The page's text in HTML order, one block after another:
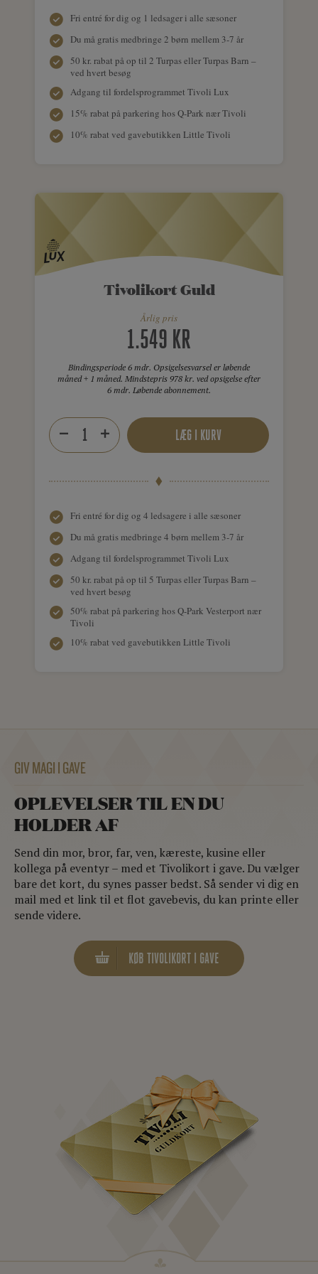
Fri entré for dig og 1 ledsager i alle sæsoner
Du må gratis medbringe 2 børn mellem 3-7 år
50 kr. rabat på op til 2 Turpas eller Turpas Barn –
ved hvert besøg
Adgang til fordelsprogrammet Tivoli Lux
15% rabat på parkering hos Q-Park nær Tivoli
10% rabat ved gavebutikken Little Tivoli
Tivolikort Guld
Årlig pris
1.549 KR
Bindingsperiode 6 mdr. Opsigelsesvarsel er løbende
måned + 1 måned. Mindstepris 978 kr. ved opsigelse efter
6 mdr. Løbende abonnement.
LÆG I KURV
Fri entré for dig og 4 ledsagere i alle sæsoner
Du må gratis medbringe 4 børn mellem 3-7 år
Adgang til fordelsprogrammet Tivoli Lux
50 kr. rabat på op til 5 Turpas eller Turpas Barn –
ved hvert besøg
50% rabat på parkering hos Q-Park Vesterport nær
Tivoli
10% rabat ved gavebutikken Little Tivoli
GIV MAGI I GAVE
OPLEVELSER TIL EN DU
HOLDER AF
Send din mor, bror, far, ven, kæreste, kusine eller
kollega på eventyr – med et Tivolikort i gave. Du vælger
bare det kort, du synes passer bedst. Så sender vi dig en
mail med et link til et flot gavebevis, du kan printe eller
sende videre.
KØB TIVOLIKORT I GAVE